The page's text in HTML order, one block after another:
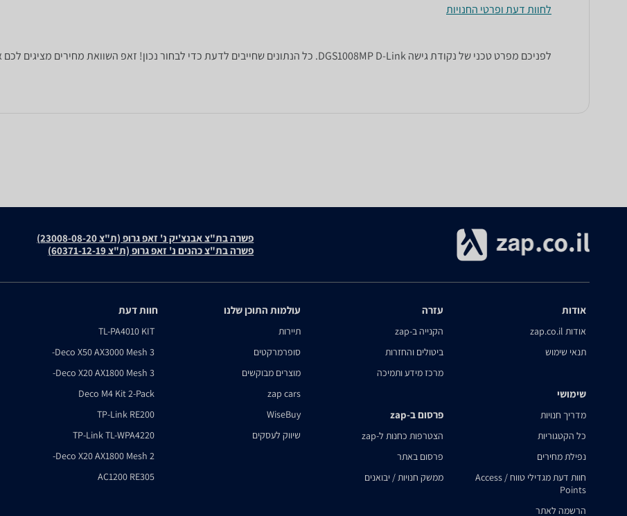
לחוות דעת ופרטי החנויות
לפניכם מפרט טכני של ‏נקודת גישה DGS1008MP D-Link. כל הנתונים שחייבים לדעת כדי לבחור נכון! זאפ השוואת מחירים מציגים לכם את כל המידע שעוזר לכם להשוות.
פשרה בת"צ אבנצ'יק נ' זאפ גרופ (ת"צ 23008-08-20)
פשרה בת"צ כהנים נ' זאפ גרופ (ת"צ 60371-12-19)
אודות
אודות zap.co.il
תנאי שימוש
שימושי
מדריך חנויות
כל הקטגוריות
נפילת מחירים
חוות דעת מגדילי טווח / Access
Points
הרשמה לאתר
עזרה
הקנייה ב-zap
ביטולים והחזרות
מרכז מידע ותמיכה
פרסום ב-zap
הצטרפות כחנות ל-zap
פרסום באתר
ממשק חנויות / יבואנים
עולמות התוכן שלנו
תיירות
סופרמרקטים
מוצרים מבוקשים
zap cars
WiseBuy
שיווק לעסקים
חוות דעת
TL-PA4010 KIT
Deco X50 AX3000 Mesh 3-
Deco X20 AX1800 Mesh 3-
Deco M4 Kit 2-Pack
TP-Link RE200
TP-Link TL-WPA4220
Deco X20 AX1800 Mesh 2-
AC1200 RE305